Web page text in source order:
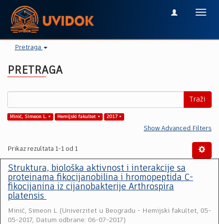
Pretraga
PRETRAGA
Traži
Minić, Simeon L. × Hemijski fakultet × 2017 ×
Show Advanced Filters
Prikaz rezultata 1-1 od 1
Struktura, biološka aktivnost i interakcije sa
proteinama fikocijanobilina i hromopeptida C-
fikocijanina iz cijanobakterije Arthrospira
platensis
Minić, Simeon L. (Univerzitet u Beogradu - Hemijski fakultet, 05-
05-2017, Datum odbrane: 06-07-2017)